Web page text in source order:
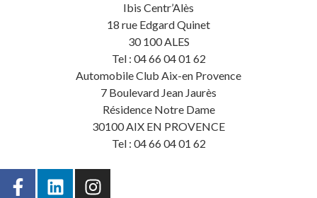
Ibis Centr’Alès
18 rue Edgard Quinet
30 100 ALES
Tel : 04 66 04 01 62
Automobile Club Aix-en Provence
7 Boulevard Jean Jaurès
Résidence Notre Dame
30100 AIX EN PROVENCE
Tel : 04 66 04 01 62